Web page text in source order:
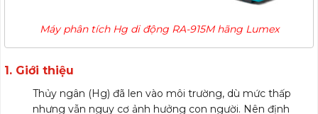
Máy phân tích Hg di động RA-915M hãng Lumex
1. Giới thiệu
Thủy ngân (Hg) đã len vào môi trường, dù mức thấp
nhưng vẫn nguy cơ ảnh hưởng con người. Nên định